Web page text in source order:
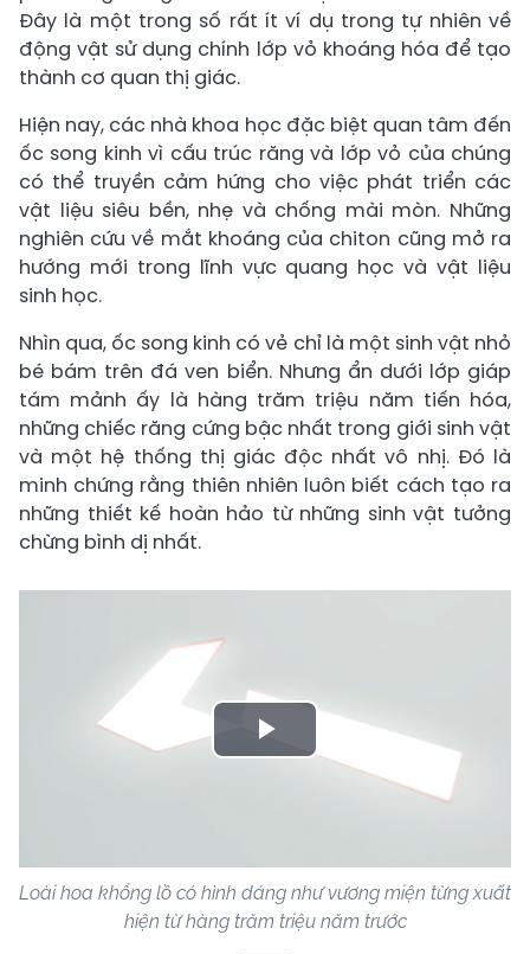
Đây là một trong số rất ít ví dụ trong tự nhiên về
động vật sử dụng chính lớp vỏ khoáng hóa để tạo
thành cơ quan thị giác.
Hiện nay, các nhà khoa học đặc biệt quan tâm đến
ốc song kinh vì cấu trúc răng và lớp vỏ của chúng
có thể truyền cảm hứng cho việc phát triển các
vật liệu siêu bền, nhẹ và chống mài mòn. Những
nghiên cứu về mắt khoáng của chiton cũng mở ra
hướng mới trong lĩnh vực quang học và vật liệu
sinh học.
Nhìn qua, ốc song kinh có vẻ chỉ là một sinh vật nhỏ
bé bám trên đá ven biển. Nhưng ẩn dưới lớp giáp
tám mảnh ấy là hàng trăm triệu năm tiến hóa,
những chiếc răng cứng bậc nhất trong giới sinh vật
và một hệ thống thị giác độc nhất vô nhị. Đó là
minh chứng rằng thiên nhiên luôn biết cách tạo ra
những thiết kế hoàn hảo từ những sinh vật tưởng
chừng bình dị nhất.
Play
Loài hoa khổng lồ có hình dáng như vương miện từng xuất
hiện từ hàng trăm triệu năm trước